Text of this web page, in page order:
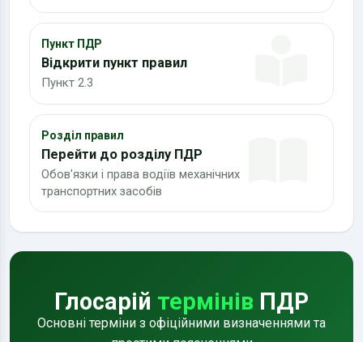
Пункт ПДР
Відкрити пункт правил
Пункт 2.3
Розділ правил
Перейти до розділу ПДР
Обов'язки і права водіїв механічних
транспортних засобів
Глосарій термінів ПДР
Основні терміни з офіційними визначеннями та